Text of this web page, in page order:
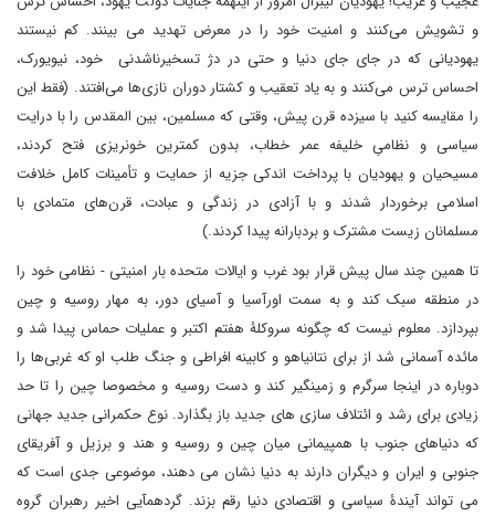
و تشویش می‌کنند و امنیت خود را در معرض تهدید می بینند. کم نیستند
یهودیانی که در جای جای دنیا و حتی در دژ تسخیرناشدنی خود، نیویورک،
احساس ترس می‌کنند و به یاد تعقیب و کشتار دوران نازی‌ها می‌افتند. (فقط این
را مقایسه کنید با سیزده قرن پیش، وقتی که مسلمین، بین المقدس را با درایت
سیاسی و نظامیِ خلیفه عمر خطاب، بدون کمترین خونریزی فتح کردند،
مسیحیان و یهودیان با پرداخت اندکی جزیه از حمایت و تأمینات کامل خلافت
اسلامی برخوردار شدند و با آزادی در زندگی و عبادت، قرن‌های متمادی با
مسلمانان زیست مشترک و بردبارانه پیدا کردند.)
تا همین چند سال پیش قرار بود غرب و ایالات متحده بار امنیتی - نظامی خود را
در منطقه سبک کند و به سمت اورآسیا و آسیای دور، به مهار روسیه و چین
بپردازد. معلوم نیست که چگونه سروکلۀ هفتم اکتبر و عملیات حماس پیدا شد و
مائده آسمانی شد از برای نتانیاهو و کابینه افراطی و جنگ طلب او که غربی‌ها را
دوباره در اینجا سرگرم و زمینگیر کند و دست روسیه و مخصوصا چین را تا حد
زیادی برای رشد و ائتلاف سازی های جدید باز بگذارد. نوع حکمرانی جدید جهانی
که دنیاهای جنوب با همپیمانی میان چین و روسیه و هند و برزیل و آفریقای
جنوبی و ایران و دیگران دارند به دنیا نشان می دهند، موضوعی جدی است که
می تواند آیندۀ سیاسی و اقتصادی دنیا رقم بزند. گردهمآیی اخیر رهبران گروه